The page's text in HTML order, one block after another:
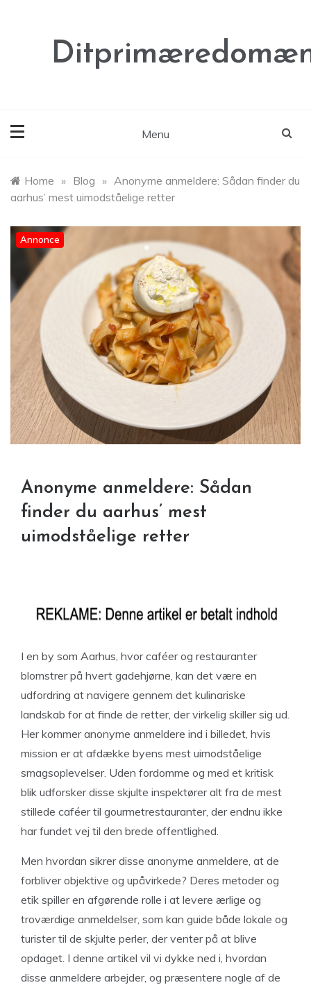
Menu
Home » Blog » Anonyme anmeldere: Sådan finder du
aarhus’ mest uimodståelige retter
Annonce
Anonyme anmeldere: Sådan
finder du aarhus’ mest
uimodståelige retter
I en by som Aarhus, hvor caféer og restauranter
blomstrer på hvert gadehjørne, kan det være en
udfordring at navigere gennem det kulinariske
landskab for at finde de retter, der virkelig skiller sig ud.
Her kommer anonyme anmeldere ind i billedet, hvis
mission er at afdække byens mest uimodståelige
smagsoplevelser. Uden fordomme og med et kritisk
blik udforsker disse skjulte inspektører alt fra de mest
stillede caféer til gourmetrestauranter, der endnu ikke
har fundet vej til den brede offentlighed.
Men hvordan sikrer disse anonyme anmeldere, at de
forbliver objektive og upåvirkede? Deres metoder og
etik spiller en afgørende rolle i at levere ærlige og
troværdige anmeldelser, som kan guide både lokale og
turister til de skjulte perler, der venter på at blive
opdaget. I denne artikel vil vi dykke ned i, hvordan
disse anmeldere arbejder, og præsentere nogle af de